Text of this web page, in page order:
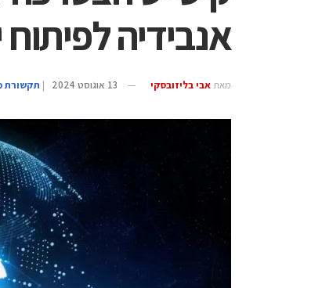
אנבידיה לפיתוח
מאת אבי בליזובסקי 13 אוגוסט 2024 | תקשורת